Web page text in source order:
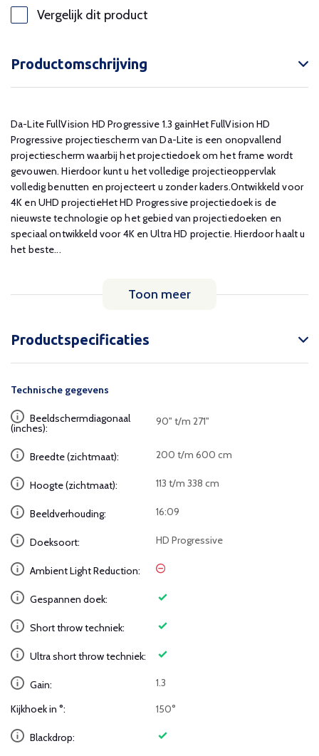
Vergelijk dit product
Productomschrijving
Da-Lite FullVision HD Progressive 1.3 gainHet FullVision HD
Progressive projectiescherm van Da-Lite is een onopvallend
projectiescherm waarbij het projectiedoek om het frame wordt
gevouwen. Hierdoor kunt u het volledige projectieoppervlak
volledig benutten en projecteert u zonder kaders.Ontwikkeld voor
4K en UHD projectieHet HD Progressive projectiedoek is de
nieuwste technologie op het gebied van projectiedoeken en
speciaal ontwikkeld voor 4K en Ultra HD projectie. Hierdoor haalt u
het beste...
Toon meer
Productspecificaties
Technische gegevens
Beeldschermdiagonaal
(inches):
90" t/m 271"
Breedte (zichtmaat): 200 t/m 600 cm
Hoogte (zichtmaat): 113 t/m 338 cm
Beeldverhouding: 16:09
Doeksoort: HD Progressive
Ambient Light Reduction:
Gespannen doek:
Short throw techniek:
Ultra short throw techniek:
Gain: 1.3
Kijkhoek in °: 150°
Blackdrop: